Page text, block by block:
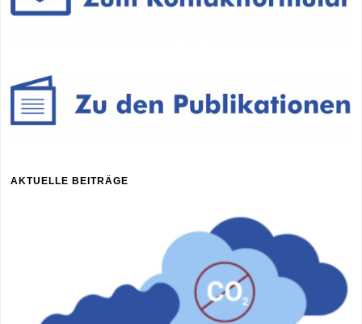
IT-
Kommunen“"
AKTUELLE BEITRÄGE